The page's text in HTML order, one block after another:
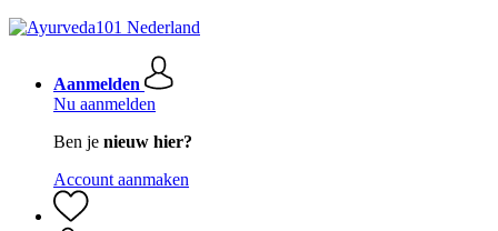
Aanmelden
Nu aanmelden
Ben je nieuw hier?
Account aanmaken